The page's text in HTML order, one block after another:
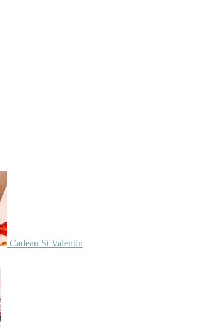
Cadeau St Valentin